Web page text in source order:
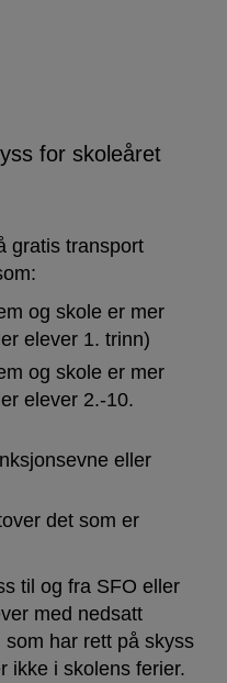
for skoleåret
gratis transport
og skole er mer
elever 1. trinn)
og skole er mer
elever 2.-10.
eller
det som er
til og fra SFO eller
med nedsatt
har rett på skyss
ikke i skolens ferier.